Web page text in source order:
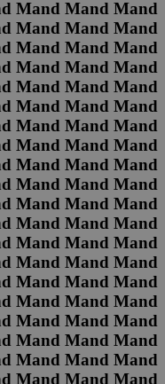
Mand Mand Mand
Mand Mand Mand
Mand Mand Mand
Mand Mand Mand
Mand Mand Mand
Mand Mand Mand
Mand Mand Mand
Mand Mand Mand
Mand Mand Mand
Mand Mand Mand
Mand Mand Mand
Mand Mand Mand
Mand Mand Mand
Mand Mand Mand
Mand Mand Mand
Mand Mand Mand
Mand Mand Mand
Mand Mand Mand
Mand Mand Mand
Mand Mand Mand